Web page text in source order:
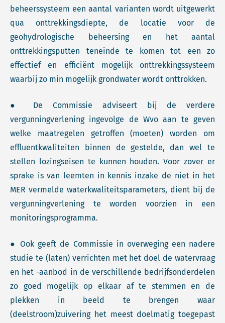
beheerssysteem een aantal varianten wordt uitgewerkt
qua onttrekkingsdiepte, de locatie voor de
geohydrologische beheersing en het aantal
onttrekkingsputten teneinde te komen tot een zo
effectief en efficiënt mogelijk onttrekkingssysteem
waarbij zo min mogelijk grondwater wordt onttrokken.
● De Commissie adviseert bij de verdere
vergunningverlening ingevolge de Wvo aan te geven
welke maatregelen getroffen (moeten) worden om
effluentkwaliteiten binnen de gestelde, dan wel te
stellen lozingseisen te kunnen houden. Voor zover er
sprake is van leemten in kennis inzake de niet in het
MER vermelde waterkwaliteitsparameters, dient bij de
vergunningverlening te worden voorzien in een
monitoringsprogramma.
● Ook geeft de Commissie in overweging een nadere
studie te (laten) verrichten met het doel de watervraag
en het -aanbod in de verschillende bedrijfsonderdelen
zo goed mogelijk op elkaar af te stemmen en de
plekken in beeld te brengen waar
(deelstroom)zuivering het meest doelmatig toegepast